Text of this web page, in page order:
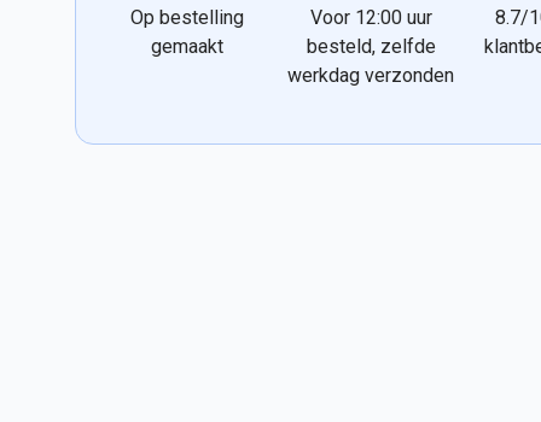
Op bestelling
gemaakt
Voor 12:00 uur
besteld, zelfde
werkdag verzonden
8.7/